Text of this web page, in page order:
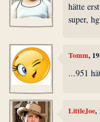
hätte
super,
Tomm,
...951
LittleJoe,